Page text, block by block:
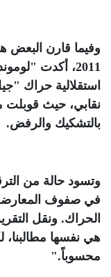
2011، أكدت
استقلالية حراك
نقابي، حيث قوبلت
بالتشكيك والرفض.
وتسود حالة من
في صفوف المعارضة
الحراك. ونقل
هي نفسها
محسوباً".